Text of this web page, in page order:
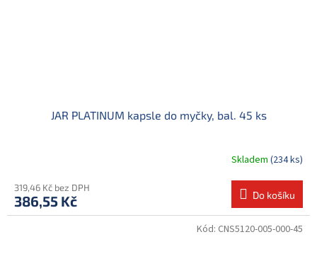
JAR PLATINUM kapsle do myčky, bal. 45 ks
Skladem (234 ks)
319,46 Kč bez DPH
386,55 Kč Do košíku
Kód: CNS5120-005-000-45